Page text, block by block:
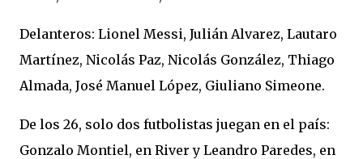
Delanteros: Lionel Messi, Julián Alvarez, Lautaro
Martínez, Nicolás Paz, Nicolás González, Thiago
Almada, José Manuel López, Giuliano Simeone.
De los 26, solo dos futbolistas juegan en el país:
Gonzalo Montiel, en River y Leandro Paredes, en